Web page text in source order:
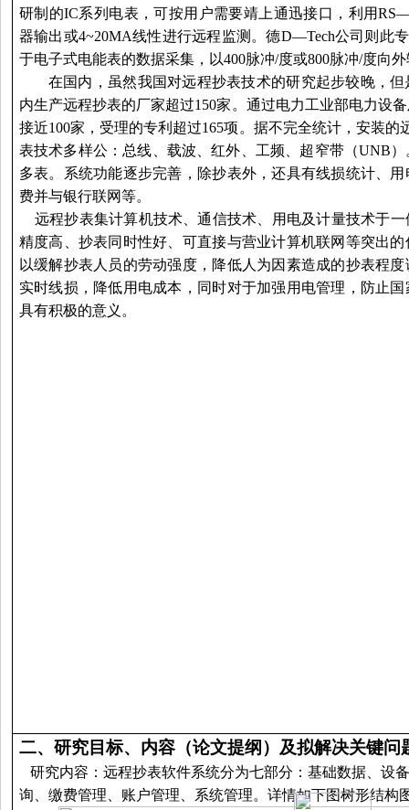
研制的IC系列电表，可按用户需要靖上通迅接口，利用
器输出或4~20MA线性进行远程监测。德D—Tech公司则此
于电子式电能表的数据采集，以400脉冲/度或800脉冲/度向
在国内，虽然我国对远程抄表技术的研究起步较晚，
内生产远程抄表的厂家超过150家。通过电力工业部电力设
接近100家，受理的专利超过165项。据不完全统计，安装的
表技术多样公：总线、载波、红外、工频、超窄带（UNB
多表。系统功能逐步完善，除抄表外，还具有线损统计、
费并与银行联网等。
远程抄表集计算机技术、通信技术、用电及计量技术于
精度高、抄表同时性好、可直接与营业计算机联网等突出
以缓解抄表人员的劳动强度，降低人为因素造成的抄表程
实时线损，降低用电成本，同时对于加强用电管理，防止
具有积极的意义。
二、 研究目标、内容（论文提纲）及拟解决关键问
研究内容：远程抄表软件系统分为七部分：基础数据、设
询、缴费管理、账户管理、系统管理。详情如下图树形结构